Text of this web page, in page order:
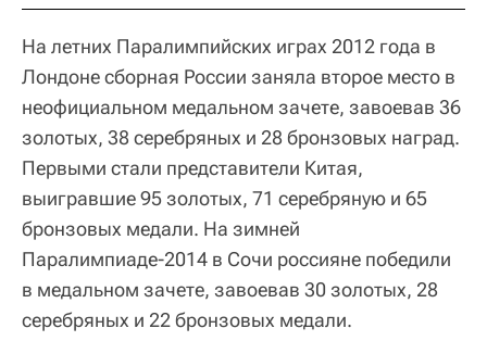
На летних Паралимпийских играх 2012 года в
Лондоне сборная России заняла второе место в
неофициальном медальном зачете, завоевав 36
золотых, 38 серебряных и 28 бронзовых наград.
Первыми стали представители Китая,
выигравшие 95 золотых, 71 серебряную и 65
бронзовых медали. На зимней
Паралимпиаде-2014 в Сочи россияне победили
в медальном зачете, завоевав 30 золотых, 28
серебряных и 22 бронзовых медали.